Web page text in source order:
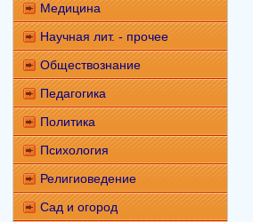
Медицина
Научная лит. - прочее
Обществознание
Педагогика
Политика
Психология
Религиоведение
Сад и огород